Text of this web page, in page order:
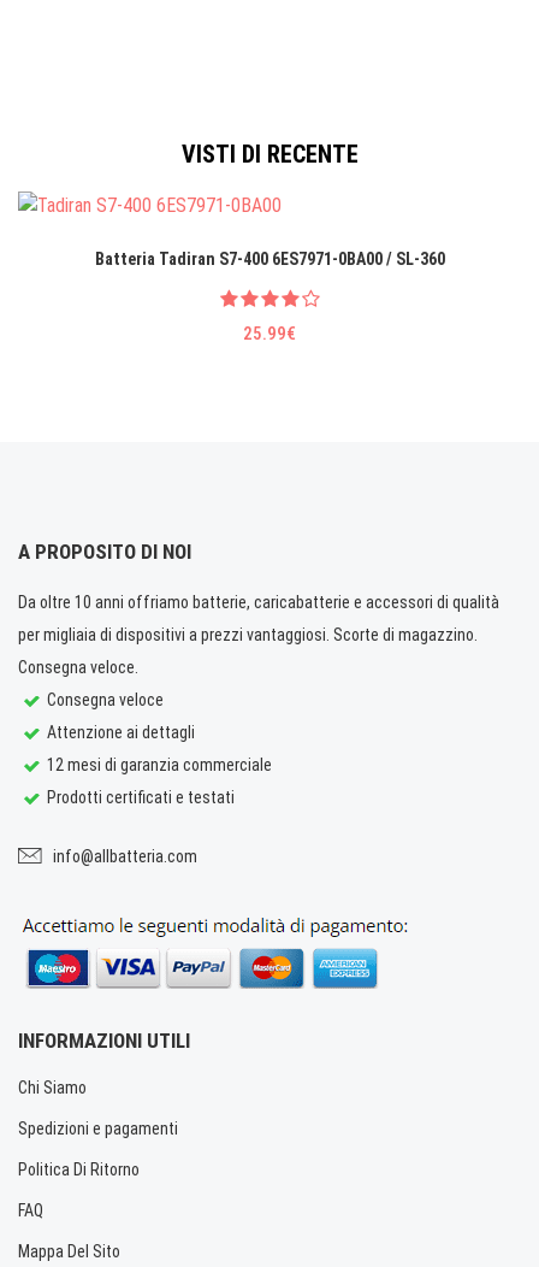
VISTI DI RECENTE
Batteria Tadiran S7-400 6ES7971-0BA00 / SL-360
25.99€
A PROPOSITO DI NOI
Da oltre 10 anni offriamo batterie, caricabatterie e accessori di qualità
per migliaia di dispositivi a prezzi vantaggiosi. Scorte di magazzino.
Consegna veloce.
Consegna veloce
Attenzione ai dettagli
12 mesi di garanzia commerciale
Prodotti certificati e testati
info@allbatteria.com
INFORMAZIONI UTILI
Chi Siamo
Spedizioni e pagamenti
Politica Di Ritorno
FAQ
Mappa Del Sito